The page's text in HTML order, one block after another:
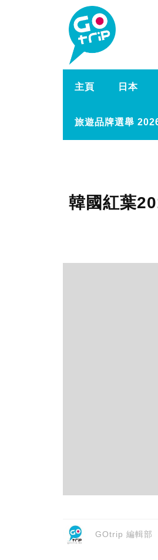
主頁 日本
旅遊品牌選舉
韓國紅葉
GOtrip 編輯部